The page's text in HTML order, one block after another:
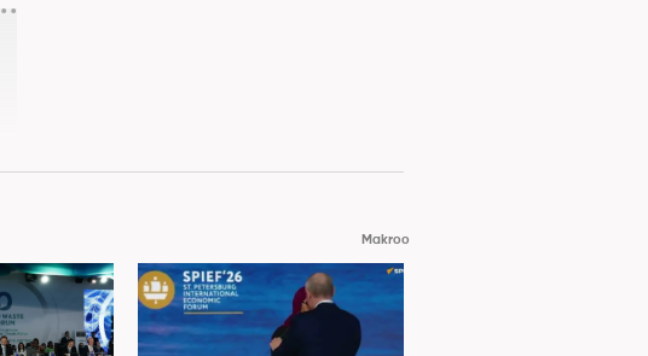
Makroo